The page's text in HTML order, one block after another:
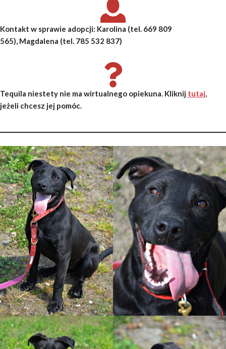
Kontakt w sprawie adopcji: Karolina (tel. 669 809
565), Magdalena (tel. 785 532 837)
Tequila niestety nie ma wirtualnego opiekuna. Kliknij tutaj,
jeżeli chcesz jej pomóc.